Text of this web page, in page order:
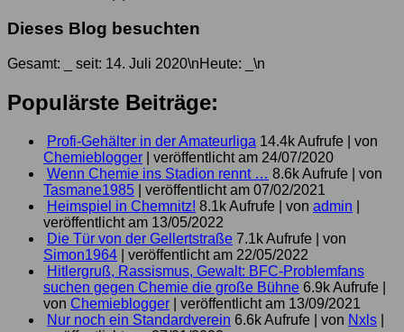
Dieses Blog besuchten
Gesamt: seit: 14. Juli 2020\nHeute: \n
Populärste Beiträge:
Profi-Gehälter in der Amateurliga 14.4k Aufrufe
von
Chemieblogger
veröffentlicht am 24/07/2020
Wenn Chemie ins Stadion rennt … 8.6k Aufrufe
von
Tasmane1985
veröffentlicht am 07/02/2021
Heimspiel in Chemnitz! 8.1k Aufrufe von admin
veröffentlicht am 13/05/2022
Die Tür von der Gellertstraße 7.1k Aufrufe
von
Simon1964
veröffentlicht am 22/05/2022
Hitlergruß, Rassismus, Gewalt: BFC-Problemfans
suchen gegen Chemie die große Bühne 6.9k Aufrufe
von Chemieblogger
veröffentlicht am 13/09/2021
Nur noch ein Standardverein 6.6k Aufrufe von Nxls